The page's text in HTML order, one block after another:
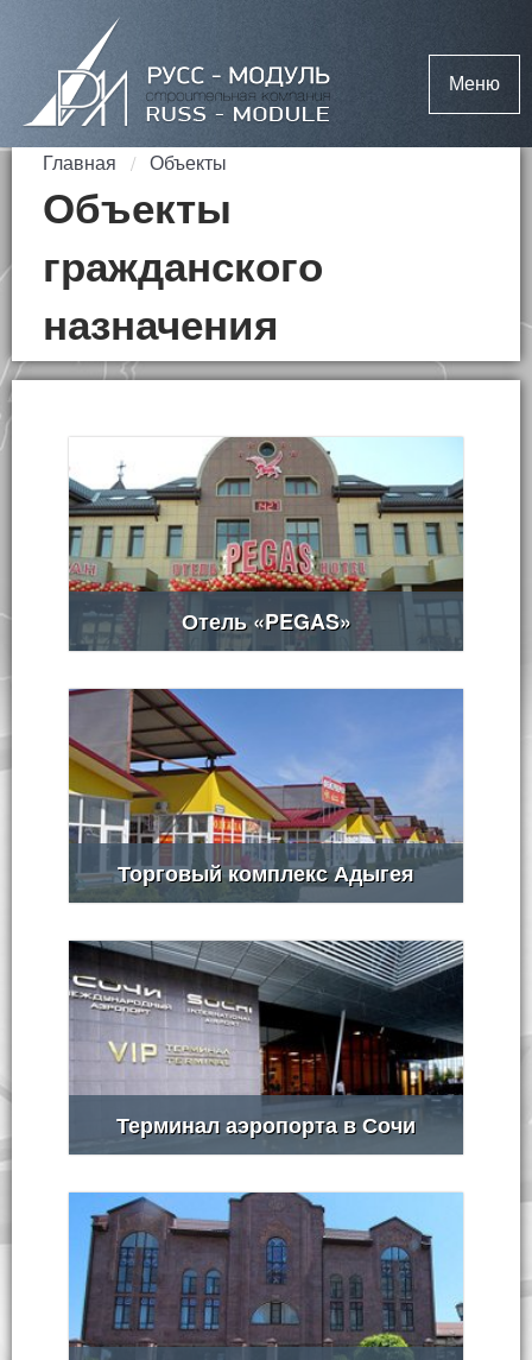
Меню
Главная Объекты
Объекты
гражданского
назначения
Отель «PEGAS»
Торговый комплекс Адыгея
Терминал аэропорта в Сочи